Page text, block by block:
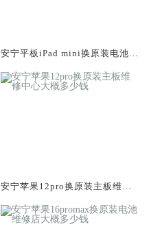
安宁平板iPad mini换原装电池维
安宁苹果12pro换原装主板维修